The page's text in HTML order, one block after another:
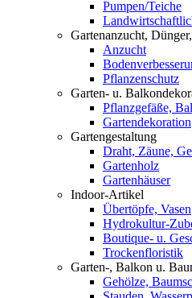
Pumpen/Teiche
Gartenanzucht,
Anzucht
Pflanzenschutz
Garten- u.
Pflanzgefäße,
Gartendekoration
Gartengestaltung
Draht, Zäune,
Gartenholz
Gartenhäuser
Indoor-Artikel
Übertöpfe, Vasen
Hydrokultur-
Boutique- u.
Trockenfloristik
Garten-, Balkon u.
Gehölze,